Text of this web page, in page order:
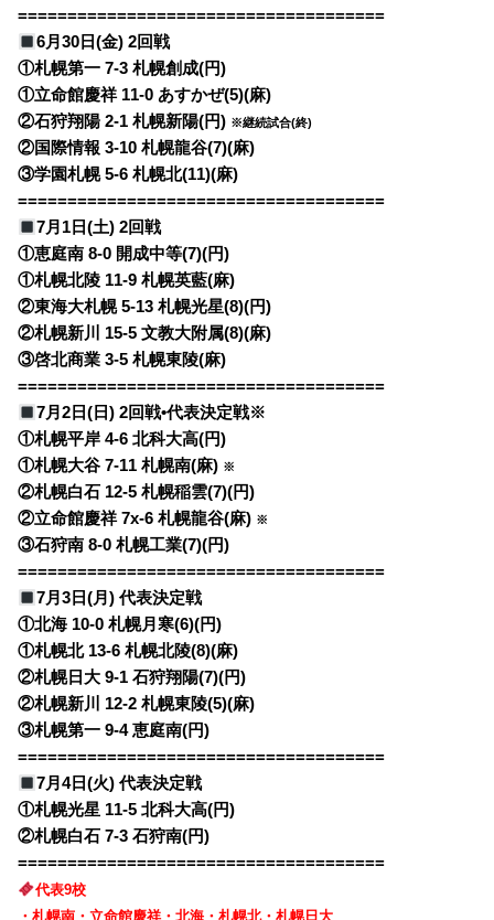
=====================================
6月30日(金) 2回戦
①札幌第一 7-3 札幌創成(円)
①立命館慶祥 11-0 あすかぜ(5)(麻)
②石狩翔陽 2-1 札幌新陽(円) ※継続試合(終)
②国際情報 3-10 札幌龍谷(7)(麻)
③学園札幌 5-6 札幌北(11)(麻)
=====================================
7月1日(土) 2回戦
①恵庭南 8-0 開成中等(7)(円)
①札幌北陵 11-9 札幌英藍(麻)
②東海大札幌 5-13 札幌光星(8)(円)
②札幌新川 15-5 文教大附属(8)(麻)
③啓北商業 3-5 札幌東陵(麻)
=====================================
7月2日(日) 2回戦•代表決定戦※
①札幌平岸 4-6 北科大高(円)
①札幌大谷 7-11 札幌南(麻) ※
②札幌白石 12-5 札幌稲雲(7)(円)
②立命館慶祥 7x-6 札幌龍谷(麻) ※
③石狩南 8-0 札幌工業(7)(円)
=====================================
7月3日(月) 代表決定戦
①北海 10-0 札幌月寒(6)(円)
①札幌北 13-6札幌北陵(8)(麻)
②札幌日大 9-1 石狩翔陽(7)(円)
②札幌新川 12-2札幌東陵(5)(麻)
③札幌第一 9-4恵庭南(円)
=====================================
7月4日(火) 代表決定戦
①札幌光星 11-5北科大高(円)
②札幌白石 7-3石狩南(円)
=====================================
代表9校
・札幌南・立命館慶祥・北海・札幌北・札幌日大